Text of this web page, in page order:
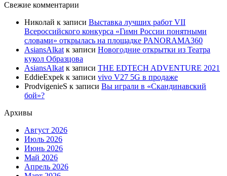
Свежие комментарии
Николай к записи Выставка лучших работ VII
Всероссийского конкурса «Гимн России понятными
словами» открылась на площадке PANORAMA360
AsiansAlkat к записи Новогодние открытки из Театра
кукол Образцова
AsiansAlkat к записи THE EDTECH ADVENTURE 2021
EddieExpek к записи vivo V27 5G в продаже
ProdvigenieS к записи Вы играли в «Скандинавский
бой»?
Архивы
Август 2026
Июль 2026
Июнь 2026
Май 2026
Апрель 2026